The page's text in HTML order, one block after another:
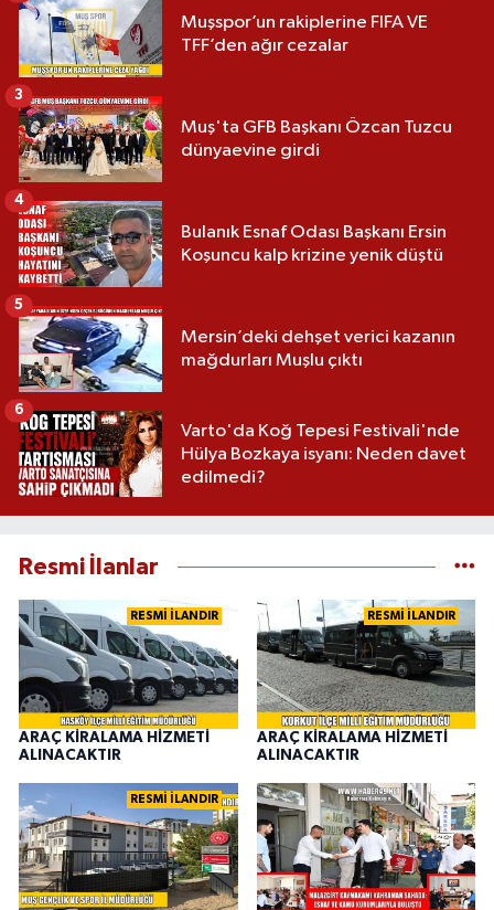
Muşspor’un rakiplerine FIFA VE
TFF’den ağır cezalar
Muş'ta GFB Başkanı Özcan Tuzcu
dünyaevine girdi
3
Bulanık Esnaf Odası Başkanı Ersin
Koşuncu kalp krizine yenik düştü
4
Mersin’deki dehşet verici kazanın
mağdurları Muşlu çıktı
5
Varto'da Koğ Tepesi Festivali'nde
Hülya Bozkaya isyanı: Neden davet
edilmedi?
6
Resmi İlanlar
RESMİ İLANDIR
ARAÇ KİRALAMA HİZMETİ
ALINACAKTIR
RESMİ İLANDIR
ARAÇ KİRALAMA HİZMETİ
ALINACAKTIR
RESMİ İLANDIR